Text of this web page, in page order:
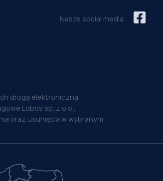
Nasze social media:
drogą elektroniczną.
Lobos sp. z o.o.,
oraz usunięcia w wybranym